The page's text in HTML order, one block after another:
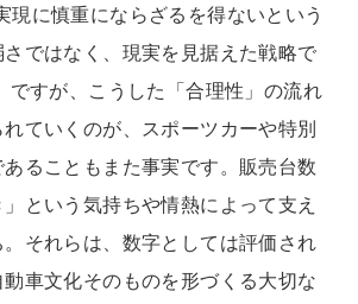
現に慎重にならざるを得ないという
ではなく、現実を見据えた戦略で
ですが、こうした「合理性」の流れ
ていくのが、スポーツカーや特別
ることもまた事実です。販売台数
という気持ちや情熱によって支え
それらは、数字としては評価され
車文化そのものを形づくる大切な